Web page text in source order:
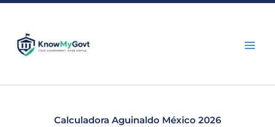
content
Calculadora Aguinaldo México 2026